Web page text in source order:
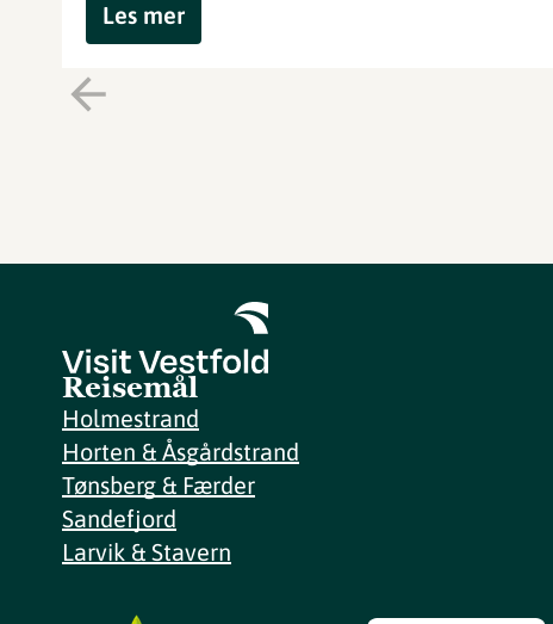
Les mer
Reisemål
Holmestrand
Horten & Åsgårdstrand
Tønsberg & Færder
Sandefjord
Larvik & Stavern